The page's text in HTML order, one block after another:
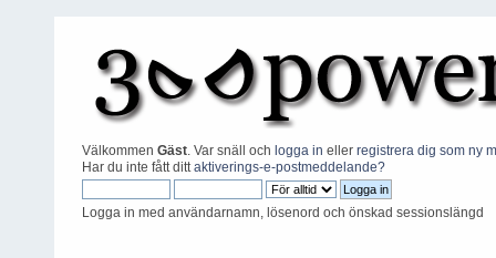
Välkommen Gäst . Var snäll och logga in eller registrera dig som ny
Har du inte fått ditt aktiverings-e-postmeddelande?
Logga in med användarnamn, lösenord och önskad sessionslängd